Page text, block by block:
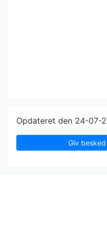
Opdateret den 24-07-
Giv